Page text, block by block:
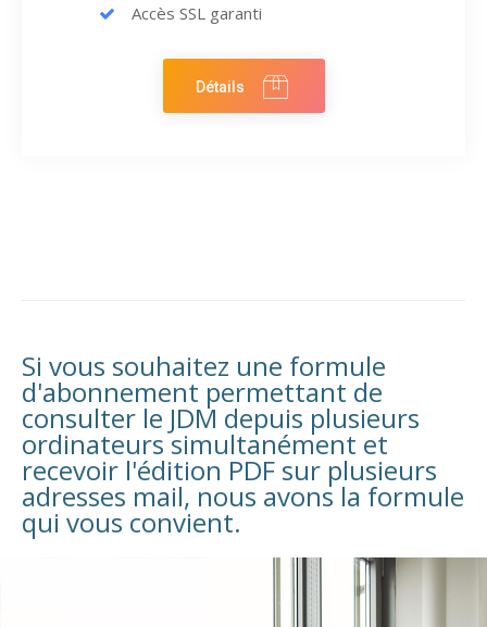
Accès SSL garanti
Détails
Si vous souhaitez une formule
d'abonnement permettant de
consulter le JDM depuis plusieurs
ordinateurs simultanément et
recevoir l'édition PDF sur plusieurs
adresses mail, nous avons la formule
qui vous convient.